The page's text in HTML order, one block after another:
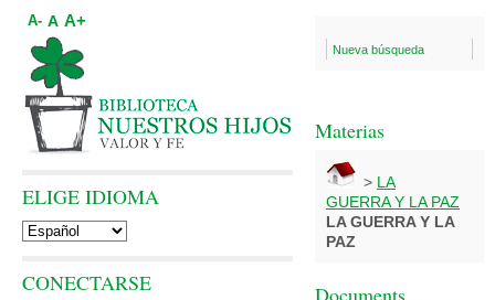
Nueva búsqueda
Materias
> LA
GUERRA Y LA PAZ
LA GUERRA Y LA
PAZ
Documents
A- A A+
ELIGE IDIOMA
CONECTARSE